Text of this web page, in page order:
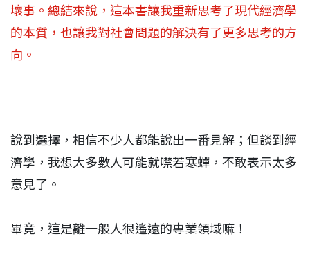
壞事。總結來說，這本書讓我重新思考了現代經濟學
的本質，也讓我對社會問題的解決有了更多思考的方
向。
說到選擇，相信不少人都能說出一番見解；但談到經
濟學，我想大多數人可能就噤若寒蟬，不敢表示太多
意見了。
畢竟，這是離一般人很遙遠的專業領域嘛！